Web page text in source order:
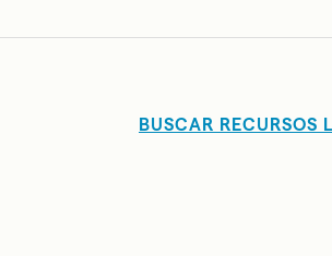
BUSCAR RECURSOS